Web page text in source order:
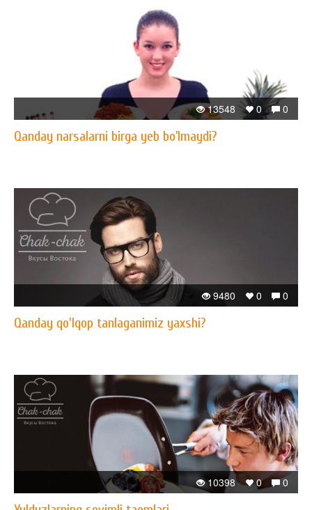
0
0
13548
Qanday narsalarni birga yeb bo’lmaydi?
0
0
9480
Qanday qo'lqop tanlaganimiz yaxshi?
0
0
10398